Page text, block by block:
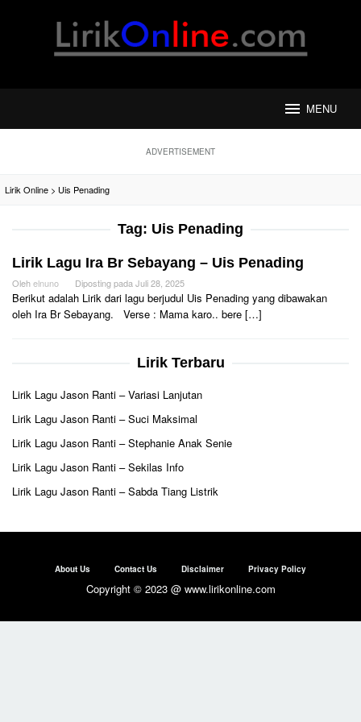
MENU
ADVERTISEMENT
Lirik Online > Uis Penading
Tag: Uis Penading
Lirik Lagu Ira Br Sebayang – Uis Penading
Olehelnuno Diposting pada Juli 28, 2025
Berikut adalah Lirik dari lagu berjudul Uis Penading yang dibawakan
oleh Ira Br Sebayang. Verse : Mama karo.. bere […]
Lirik Terbaru
Lirik Lagu Jason Ranti – Variasi Lanjutan
Lirik Lagu Jason Ranti – Suci Maksimal
Lirik Lagu Jason Ranti – Stephanie Anak Senie
Lirik Lagu Jason Ranti – Sekilas Info
Lirik Lagu Jason Ranti – Sabda Tiang Listrik
About Us Contact Us Disclaimer Privacy Policy
Copyright © 2023 @ www.lirikonline.com